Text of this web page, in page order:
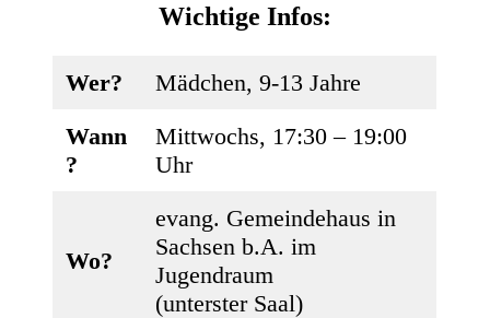
Wichtige Infos:
Wer?
Mädchen, 9-13 Jahre
Wann
?
Mittwochs, 17:30 – 19:00
Uhr
Wo?
evang. Gemeindehaus in
Sachsen b.A. im
Jugendraum
(unterster Saal)